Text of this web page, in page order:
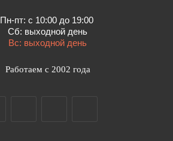
Пн-пт: с 10:00 до 19:00
Сб: выходной день
Вс: выходной день
Работаем с 2002 года